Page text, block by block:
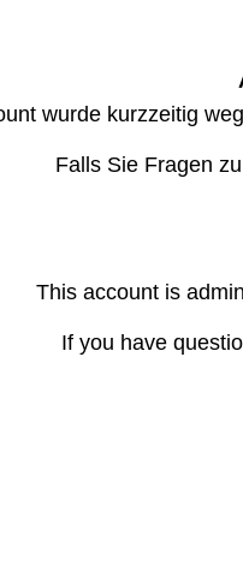
wurde kurzzeitig
Falls Sie Fragen
This account is
If you have